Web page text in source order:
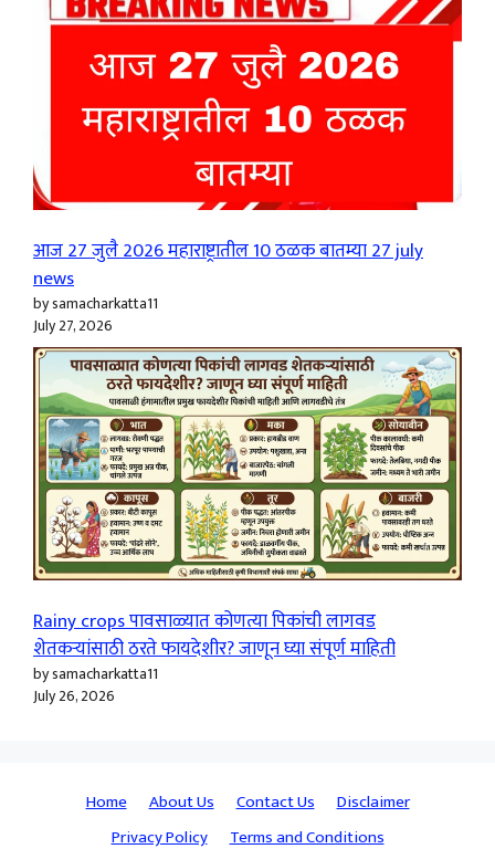
आज 27 जुलै 2026 महाराष्ट्रातील 10 ठळक बातम्या 27 july
news
by samacharkatta11
July 27, 2026
Rainy crops पावसाळ्यात कोणत्या पिकांची लागवड
शेतकऱ्यांसाठी ठरते फायदेशीर? जाणून घ्या संपूर्ण माहिती
by samacharkatta11
July 26, 2026
Home About Us Contact Us
Disclaimer
Privacy Policy
Terms and Conditions